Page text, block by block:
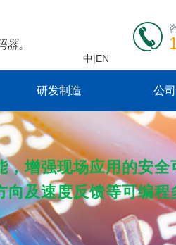
器。
中|EN
研发制造 公
营
业务咨
联系我们
增强现场应用的安全
及速度反馈等可编